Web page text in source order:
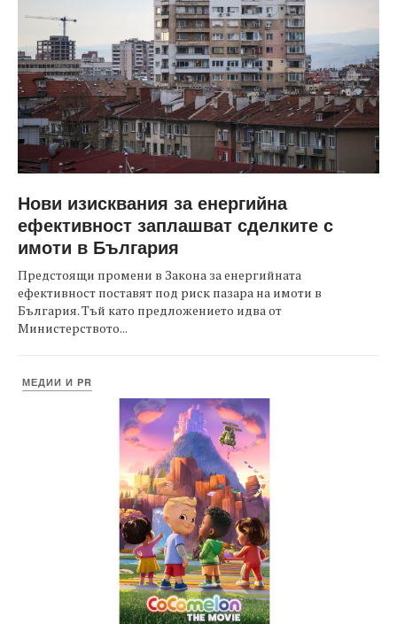
Нови изисквания за енергийна
ефективност заплашват сделките с
имоти в България
Предстоящи промени в Закона за енергийната
ефективност поставят под риск пазара на имоти в
България. Тъй като предложението идва от
Министерството...
МЕДИИ И PR